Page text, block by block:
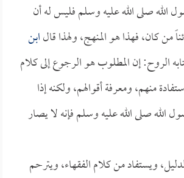
الله صلى الله عليه وسلم فليس له أن
من كان، فهذا هو المنهج، ولهذا قالابن
الروح: إن المطلوب هو الرجوع إلى كلام
منهم، ومعرفة أقوالهم، ولكنه إذا
الله صلى الله عليه وسلم فإنه لا يصار
ويستفاد من كلام الفقهاء، ويترحم